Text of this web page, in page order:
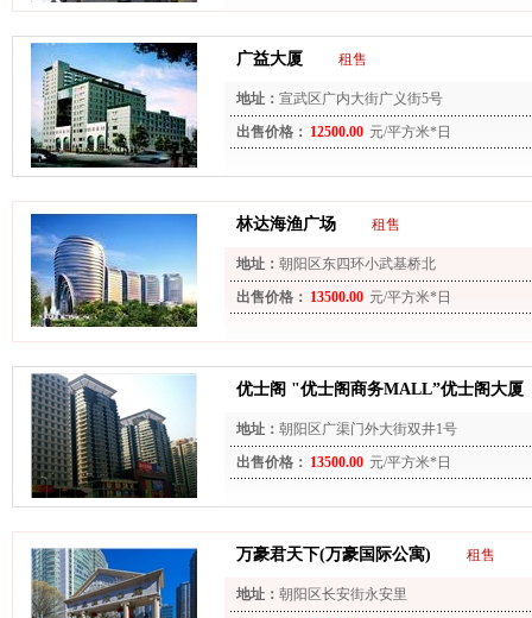
广益大厦 租售
地址： 宣武区广内大街广义街5号
出售价格： 12500.00 元/平方米*日
林达海渔广场 租售
地址： 朝阳区东四环小武基桥北
出售价格： 13500.00 元/平方米*日
优士阁 "优士阁商务MALL”优士阁大厦
地址： 朝阳区广渠门外大街双井1号
出售价格： 13500.00 元/平方米*日
万豪君天下(万豪国际公寓) 租售
地址： 朝阳区长安街永安里